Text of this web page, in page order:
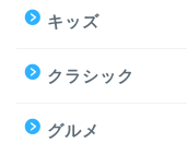
キッズ
クラシック
グルメ